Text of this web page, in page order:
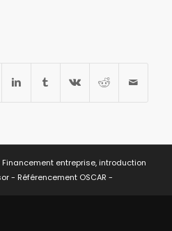
entreprise, introduction
- Référencement OSCAR -